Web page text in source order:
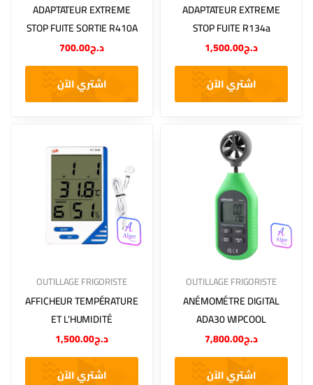
ADAPTATEUR EXTREME
STOP FUITE SORTIE R410A
د.ج700.00
اشتري الآن
ADAPTATEUR EXTREME
STOP FUITE R134a
د.ج1,500.00
اشتري الآن
OUTILLAGE FRIGORISTE
AFFICHEUR TEMPÉRATURE
ET L’HUMIDITÉ
د.ج1,500.00
اشتري الآن
OUTILLAGE FRIGORISTE
ANÉMOMÉTRE DIGITAL
ADA30 WIPCOOL
د.ج7,800.00
اشتري الآن